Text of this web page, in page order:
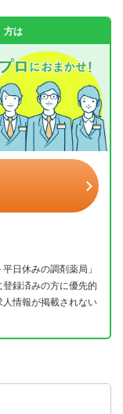
方は
日休みの調剤薬局」
録済みの方に優先的
情報が掲載されない